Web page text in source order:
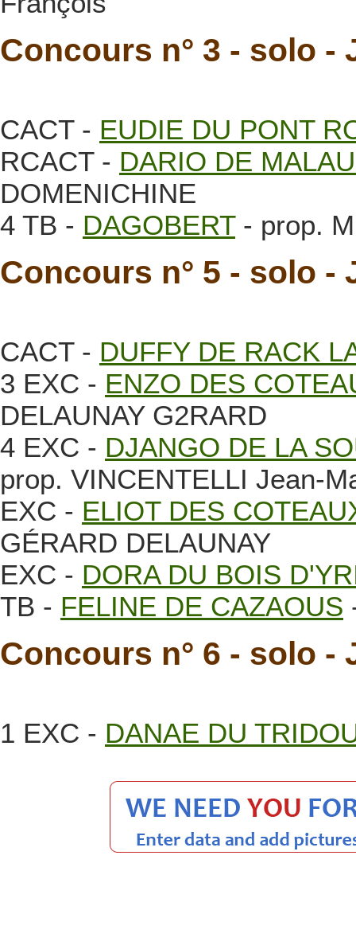
Concours n° 3 - solo -
CACT - EUDIE DU PONT
RCACT - DARIO DE
DOMENICHINE
4 TB - DAGOBERT- prop.
Concours n° 5 - solo -
CACT - DUFFY DE RACK
3 EXC - ENZO DES
DELAUNAY G2RARD
4 EXC - DJANGO DE LA
prop. VINCENTELLI Jean-
EXC - ELIOT DES
GÉRARD DELAUNAY
EXC - DORA DU BOIS
TB - FELINE DE CAZAOUS
Concours n° 6 - solo -
1 EXC - DANAE DU